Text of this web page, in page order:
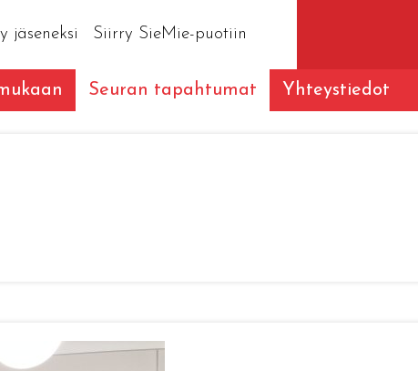
jäseneksi Siirry SieMie-puotiin
Seuran tapahtumat Yhteystiedot